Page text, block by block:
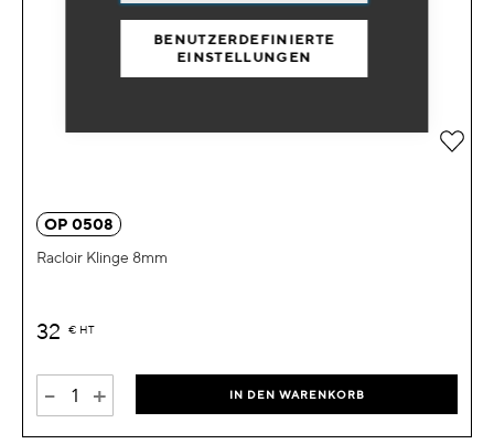
BENUTZERDEFINIERTE
EINSTELLUNGEN
OP 0508
Racloir Klinge 8mm
32 € HT
- + IN DEN WARENKORB
Zur